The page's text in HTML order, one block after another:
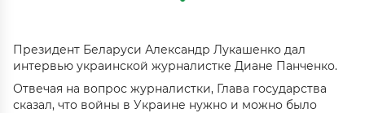
Президент Беларуси Александр Лукашенко дал
интервью украинской журналистке Диане Панченко.
Отвечая на вопрос журналистки, Глава государства
сказал, что войны в Украине нужно и можно было